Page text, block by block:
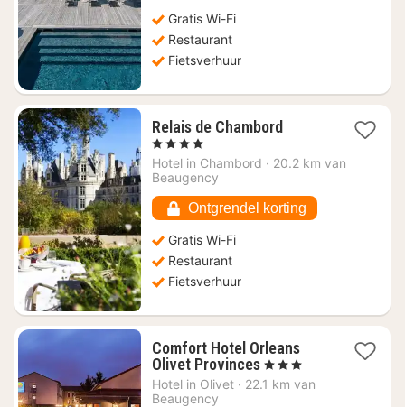
Gratis Wi-Fi
Restaurant
Fietsverhuur
Relais de Chambord1
vanaf
, 4 Sterren
Hotel in Chambord · 20.2 km van
Beaugency
Ontgrendel korting
Gratis Wi-Fi
Restaurant
Fietsverhuur
Comfort Hotel Orleans
Olivet Provinces1
nacht
, 3 Sterren
Hotel in Olivet · 22.1 km van
Beaugency